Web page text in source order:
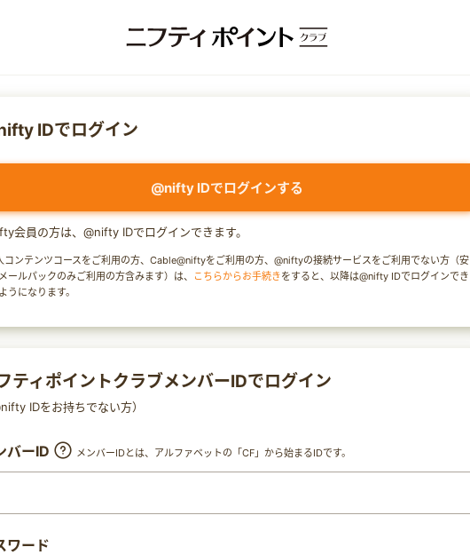
IDでログイン
@nifty IDでログインする
会員の方は、@nifty IDでログインできます。
コンテンツコースをご利用の方、Cable@niftyをご利用の方、@niftyの接続サービスをご利用でない方（安
ールパックのみご利用の方含みます）は、
こちらからお手続きをすると、以降は@nifty IDでログインでき
うになります。
ティポイントクラブメンバーIDでログイン
IDをお持ちでない方）
バーID メンバーIDとは、アルファベットの「CF」から始まるIDです。
ワード